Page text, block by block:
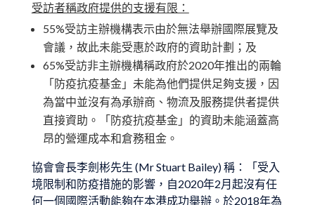
受訪者稱政府提供的支援有限：
55%受訪主辦機構表示由於無法舉辦國際展覽及
會議，故此未能受惠於政府的資助計劃；及
65%受訪非主辦機構稱政府於2020年推出的兩輪
「防疫抗疫基金」未能為他們提供足夠支援，因
為當中並沒有為承辦商、物流及服務提供者提供
直接資助。「防疫抗疫基金」的資助未能涵蓋高
昂的營運成本和倉務租金。
協會會長李劍彬先生 (Mr Stuart Bailey) 稱：「受入
境限制和防疫措施的影響，自2020年2月起沒有任
何一個國際活動能夠在本港成功舉辦。於2018年為